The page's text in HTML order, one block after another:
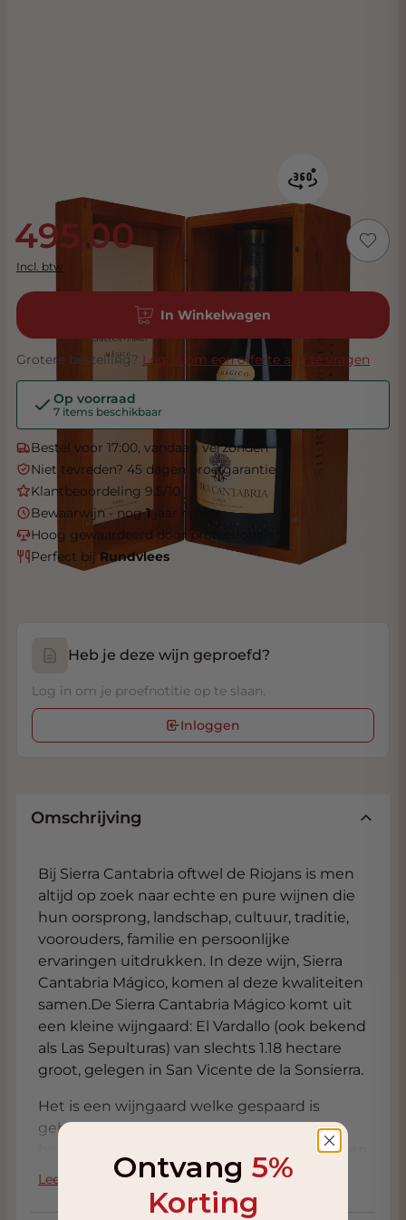
495,00
Incl. btw
In Winkelwagen
Grotere bestelling? Log in om een offerte aan te vragen
Op voorraad
7 items beschikbaar
Bestel voor 17:00, vandaag verzonden
Niet tevreden? 45 dagen proefgarantie
Klantbeoordeling 9.5/10
Bewaarwijn - nog1jaar rijpen
Hoog gewaardeerd door professionals
Perfect bij Rundvlees
Heb je deze wijn geproefd?
Log in om je proefnotitie op te slaan.
Inloggen
Omschrijving
Bij Sierra Cantabria oftwel de Riojans is men
altijd op zoek naar echte en pure wijnen die
hun oorsprong, landschap, cultuur, traditie,
voorouders, familie en persoonlijke
ervaringen uitdrukken. In deze wijn, Sierra
Cantabria Mágico, komen al deze kwaliteiten
samen.De Sierra Cantabria Mágico komt uit
een kleine wijngaard: El Vardallo (ook bekend
als Las Sepulturas) van slechts 1.18 hectare
groot, gelegen in San Vicente de la Sonsierra.
Het is een wijngaard welke gespaard is
gebleven van de phylloxera crisis aan het
begin van de 20e eeuw en sommige stokken
zijn meer dan 150 jaar oud en zoals te doen
gebruikelijk in die tijd stond op 1
wijngaard(je) een breed scala aan variëteiten,
Lees meer Ontvang 5%
Korting